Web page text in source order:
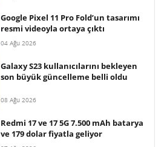
Google Pixel 11 Pro Fold’un tasarımı
resmi videoyla ortaya çıktı
04 Ağu 2026
Galaxy S23 kullanıcılarını bekleyen
son büyük güncelleme belli oldu
08 Ağu 2026
Redmi 17 ve 17 5G 7.500 mAh batarya
ve 179 dolar fiyatla geliyor